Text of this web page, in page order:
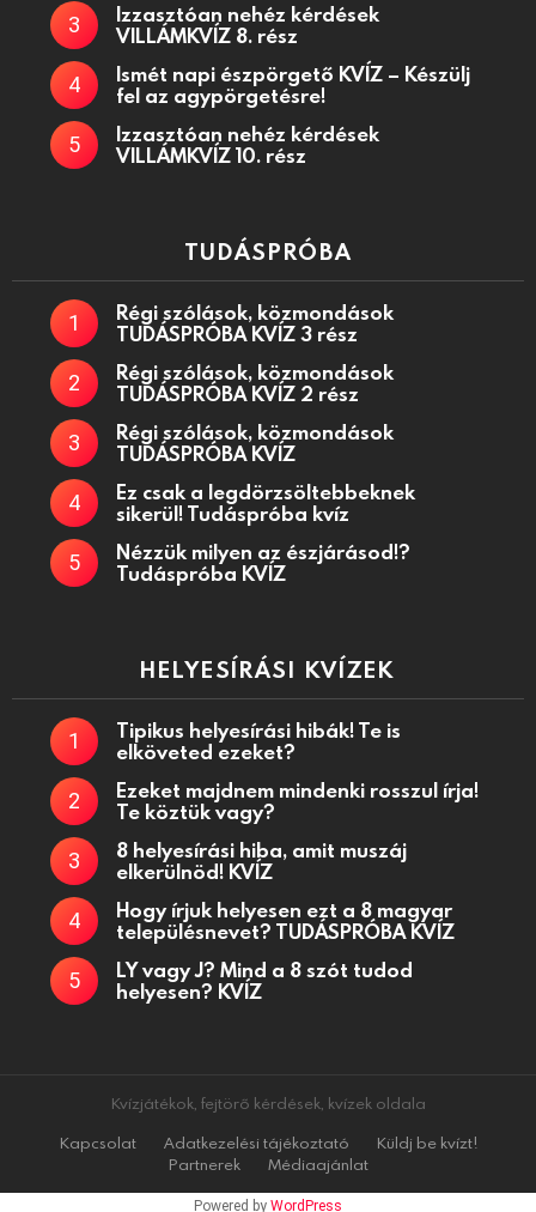
Izzasztóan nehéz kérdések
VILLÁMKVÍZ 8. rész
Ismét napi észpörgető KVÍZ – Készülj
fel az agypörgetésre!
Izzasztóan nehéz kérdések
VILLÁMKVÍZ 10. rész
TUDÁSPRÓBA
Régi szólások, közmondások
TUDÁSPRÓBA KVÍZ 3 rész
Régi szólások, közmondások
TUDÁSPRÓBA KVÍZ 2 rész
Régi szólások, közmondások
TUDÁSPRÓBA KVÍZ
Ez csak a legdörzsöltebbeknek
sikerül! Tudáspróba kvíz
Nézzük milyen az észjárásod!?
Tudáspróba KVÍZ
HELYESÍRÁSI KVÍZEK
Tipikus helyesírási hibák! Te is
elköveted ezeket?
Ezeket majdnem mindenki rosszul írja!
Te köztük vagy?
8 helyesírási hiba, amit muszáj
elkerülnöd! KVÍZ
Hogy írjuk helyesen ezt a 8 magyar
településnevet? TUDÁSPRÓBA KVÍZ
LY vagy J? Mind a 8 szót tudod
helyesen? KVÍZ
Kvízjátékok, fejtörő kérdések, kvízek oldala
Kapcsolat
Adatkezelési tájékoztató
Küldj be kvízt!
Partnerek
Médiaajánlat
Powered by WordPress